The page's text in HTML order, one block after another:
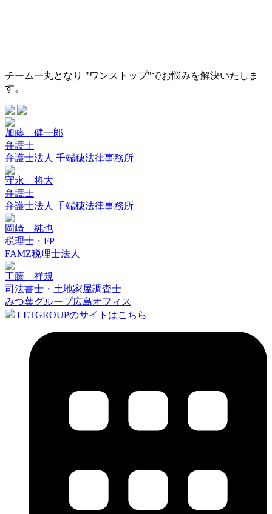
チーム一丸となり "ワンストップ"でお悩みを解決いたしま
す。
加藤 健一郎
弁護士
弁護士法人 千端穂法律事務所
守永 将大
弁護士
弁護士法人 千端穂法律事務所
岡崎 純也
税理士・FP
FAMZ税理士法人
工藤 祥規
司法書士・土地家屋調査士
みつ葉グループ広島オフィス
LETGROUPのサイトはこちら